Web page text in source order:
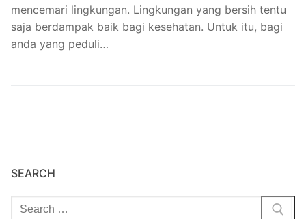
mencemari lingkungan. Lingkungan yang bersih tentu
saja berdampak baik bagi kesehatan. Untuk itu, bagi
anda yang peduli…
SEARCH
Cari: